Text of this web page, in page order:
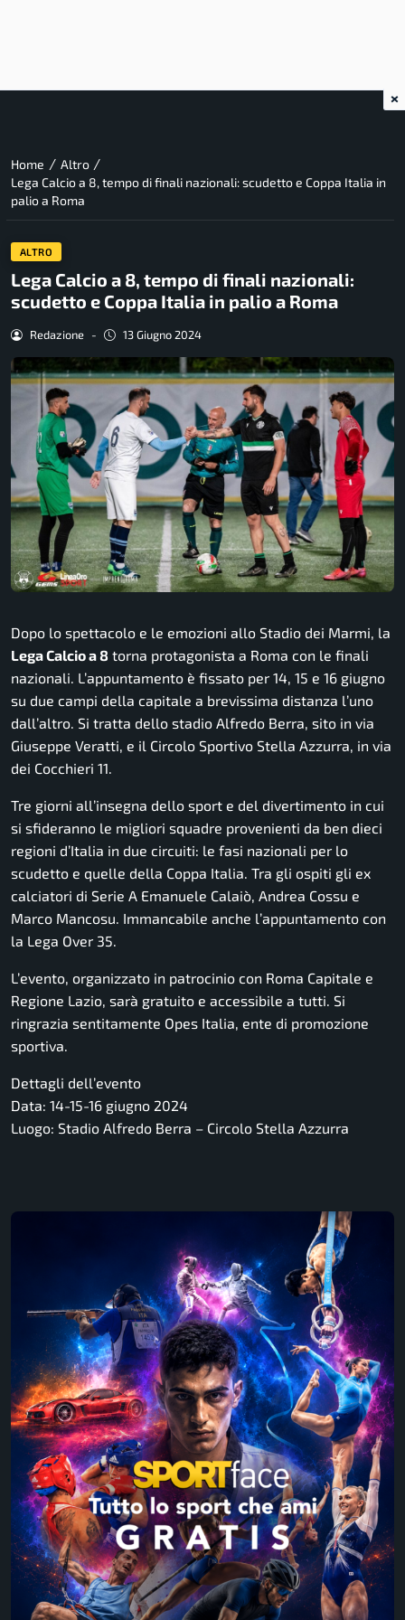
Home / Altro /
Lega Calcio a 8, tempo di finali nazionali: scudetto e Coppa Italia in
palio a Roma
ALTRO
Lega Calcio a 8, tempo di finali nazionali:
scudetto e Coppa Italia in palio a Roma
Redazione - 13 Giugno 2024
Dopo lo spettacolo e le emozioni allo Stadio dei Marmi, la
Lega Calcio a 8 torna protagonista a Roma con le finali
nazionali. L’appuntamento è fissato per 14, 15 e 16 giugno
su due campi della capitale a brevissima distanza l’uno
dall’altro. Si tratta dello stadio Alfredo Berra, sito in via
Giuseppe Veratti, e il Circolo Sportivo Stella Azzurra, in via
dei Cocchieri 11.
Tre giorni all’insegna dello sport e del divertimento in cui
si sfideranno le migliori squadre provenienti da ben dieci
regioni d’Italia in due circuiti: le fasi nazionali per lo
scudetto e quelle della Coppa Italia. Tra gli ospiti gli ex
calciatori di Serie A Emanuele Calaiò, Andrea Cossu e
Marco Mancosu. Immancabile anche l’appuntamento con
la Lega Over 35.
L’evento, organizzato in patrocinio con Roma Capitale e
Regione Lazio, sarà gratuito e accessibile a tutti. Si
ringrazia sentitamente Opes Italia, ente di promozione
sportiva.
Dettagli dell’evento
Data: 14-15-16 giugno 2024
Luogo: Stadio Alfredo Berra – Circolo Stella Azzurra
×